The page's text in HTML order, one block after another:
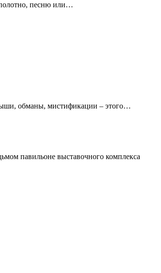
песню или…
обманы, мистификации – этого…
павильоне выставочного комплекса